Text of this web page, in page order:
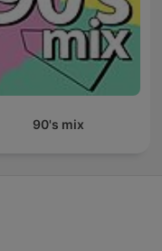
90's mix